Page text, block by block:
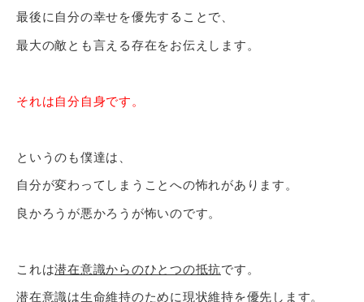
最後に自分の幸せを優先することで、
最大の敵とも言える存在をお伝えします。
それは自分自身です。
というのも僕達は、
自分が変わってしまうことへの怖れがあります。
良かろうが悪かろうが怖いのです。
これは潜在意識からのひとつの抵抗です。
潜在意識は生命維持のために現状維持を優先します。